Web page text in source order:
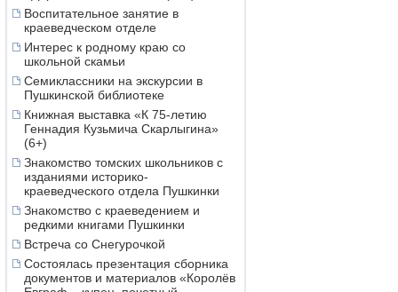
Воспитательное занятие в
краеведческом отделе
Интерес к родному краю со
школьной скамьи
Семиклассники на экскурсии в
Пушкинской библиотеке
Книжная выставка «К 75-летию
Геннадия Кузьмича Скарлыгина»
(6+)
Знакомство томских школьников с
изданиями историко-
краеведческого отдела Пушкинки
Знакомство с краеведением и
редкими книгами Пушкинки
Встреча со Снегурочкой
Состоялась презентация сборника
документов и материалов «Королёв